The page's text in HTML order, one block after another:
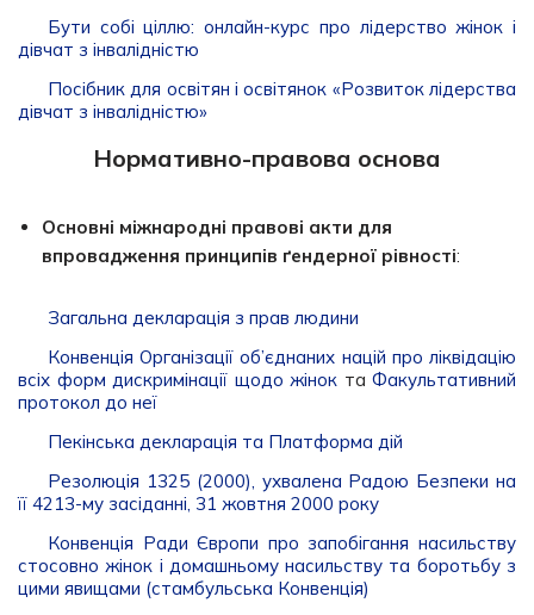
Бути собі ціллю: онлайн-курс про лідерство жінок і
дівчат з інвалідністю
Посібник для освітян і освітянок «Розвиток лідерства
дівчат з інвалідністю»
Нормативно-правова основа
Основні міжнародні правові акти для
впровадження принципів ґендерної рівності:
Загальна декларація з прав людини
Конвенція Організації об’єднаних націй про ліквідацію
всіх форм дискримінації щодо жінок та Факультативний
протокол до неї
Пекінська декларація та Платформа дій
Резолюція 1325 (2000), ухвалена Радою Безпеки на
її 4213-му засіданні, 31 жовтня 2000 року
Конвенція Ради Європи про запобігання насильству
стосовно жінок і домашньому насильству та боротьбу з
цими явищами (стамбульська Конвенція)